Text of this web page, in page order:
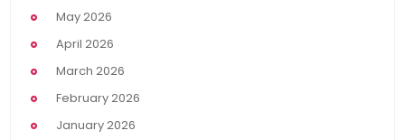
May 2026
April 2026
March 2026
February 2026
January 2026